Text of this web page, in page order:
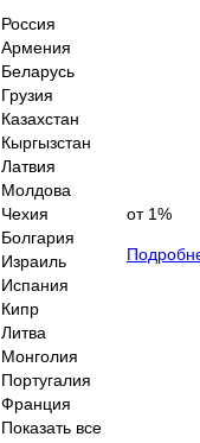
Россия
Армения
Беларусь
Грузия
Казахстан
Кыргызстан
Латвия
Молдова
Чехия
Болгария
Израиль
Испания
Кипр
Литва
Монголия
Португалия
Франция
Показать все
от 1%